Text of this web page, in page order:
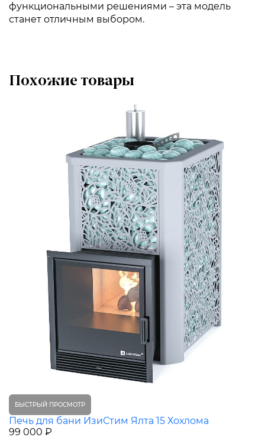
функциональными решениями – эта модель
станет отличным выбором.
Похожие товары
БЫСТРЫЙ ПРОСМОТР
Печь для бани ИзиСтим Ялта 15 Хохлома
99 000 ₽